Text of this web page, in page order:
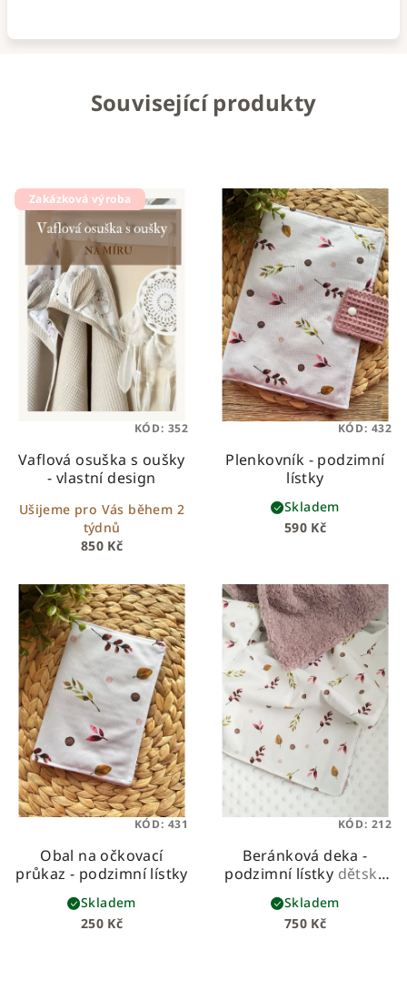
Související produkty
Zakázková výroba
Vaflová osuška s oušky
- vlastní design
850 Kč
Ušijeme pro Vás během 2
týdnů
KÓD: 352
Plenkovník - podzimní
lístky
590 Kč
Skladem
KÓD: 432
Obal na očkovací
průkaz - podzimní lístky
250 Kč
Skladem
KÓD: 431
Beránková deka -
podzimní lístky dětská
beránková deka z
prémiové bavlny a
hebkého beránka
750 Kč
Skladem
KÓD: 212